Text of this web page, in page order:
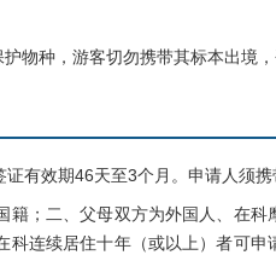
种，游客切勿携带其标本出境，
效期46天至3个月。申请人须携
；二、父母双方为外国人、在科
连续居住十年（或以上）者可